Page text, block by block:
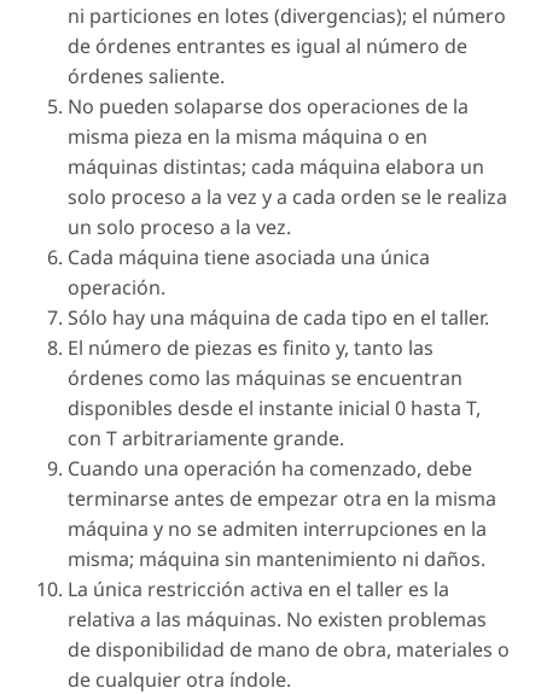
ni particiones en lotes (divergencias); el número
de órdenes entrantes es igual al número de
órdenes saliente.
No pueden solaparse dos operaciones de la
misma pieza en la misma máquina o en
máquinas distintas; cada máquina elabora un
solo proceso a la vez y a cada orden se le realiza
un solo proceso a la vez.
Cada máquina tiene asociada una única
operación.
Sólo hay una máquina de cada tipo en el taller.
El número de piezas es finito y, tanto las
órdenes como las máquinas se encuentran
disponibles desde el instante inicial 0 hasta T,
con T arbitrariamente grande.
Cuando una operación ha comenzado, debe
terminarse antes de empezar otra en la misma
máquina y no se admiten interrupciones en la
misma; máquina sin mantenimiento ni daños.
La única restricción activa en el taller es la
relativa a las máquinas. No existen problemas
de disponibilidad de mano de obra, materiales o
de cualquier otra índole.